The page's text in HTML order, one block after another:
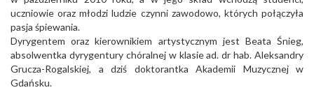
uczniowie oraz młodzi ludzie czynni zawodowo, których połączyła
pasja śpiewania.
Dyrygentem oraz kierownikiem artystycznym jest Beata Śnieg,
absolwentka dyrygentury chóralnej w klasie ad. dr hab. Aleksandry
Grucza-Rogalskiej, a dziś doktorantka Akademii Muzycznej w
Gdańsku.